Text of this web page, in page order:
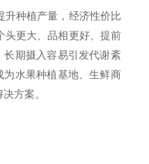
升种植产量，经济性价比
头更大、品相更好、提前
长期摄入容易引发代谢紊
水果种植基地、生鲜商
方案。